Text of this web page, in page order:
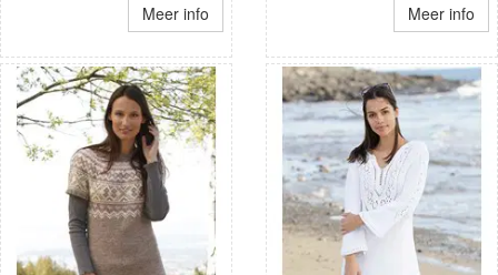
Meer info Meer info